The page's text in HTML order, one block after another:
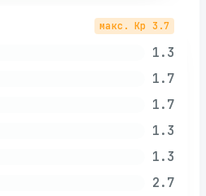
макс. Kp 3.7
1.3
1.7
1.7
1.3
1.3
2.7